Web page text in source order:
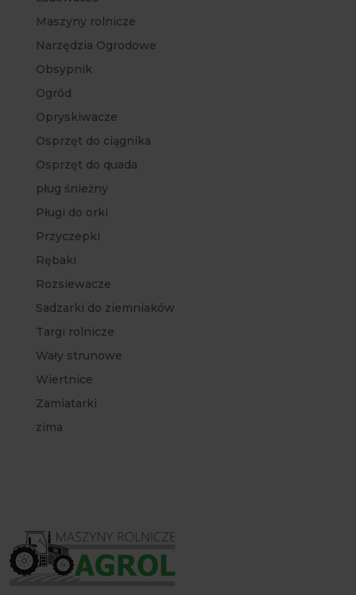
Maszyny rolnicze
Narzędzia Ogrodowe
Obsypnik
Ogród
Opryskiwacze
Osprzęt do ciągnika
Osprzęt do quada
pług śnieżny
Pługi do orki
Przyczepki
Rębaki
Rozsiewacze
Sadzarki do ziemniaków
Targi rolnicze
Wały strunowe
Wiertnice
Zamiatarki
zima